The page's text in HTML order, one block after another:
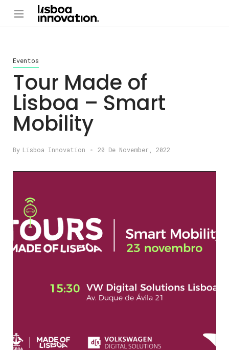
Eventos
Tour Made of
Lisboa – Smart
Mobility
By Lisboa Innovation 20 De November, 2022